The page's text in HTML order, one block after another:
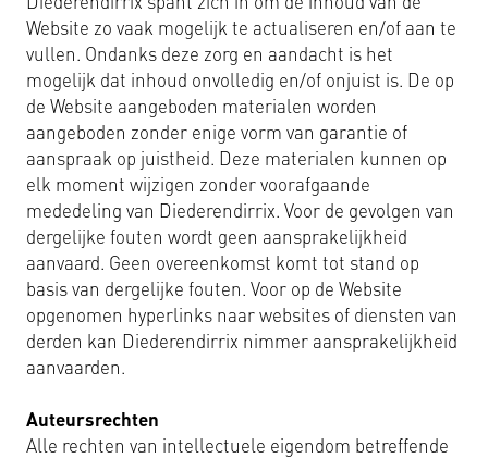
Website zo vaak mogelijk te actualiseren en/of aan te
vullen. Ondanks deze zorg en aandacht is het
mogelijk dat inhoud onvolledig en/of onjuist is. De op
de Website aangeboden materialen worden
aangeboden zonder enige vorm van garantie of
aanspraak op juistheid. Deze materialen kunnen op
elk moment wijzigen zonder voorafgaande
mededeling van Diederendirrix. Voor de gevolgen van
dergelijke fouten wordt geen aansprakelijkheid
aanvaard. Geen overeenkomst komt tot stand op
basis van dergelijke fouten. Voor op de Website
opgenomen hyperlinks naar websites of diensten van
derden kan Diederendirrix nimmer aansprakelijkheid
aanvaarden.
Auteursrechten
Alle rechten van intellectuele eigendom betreffende